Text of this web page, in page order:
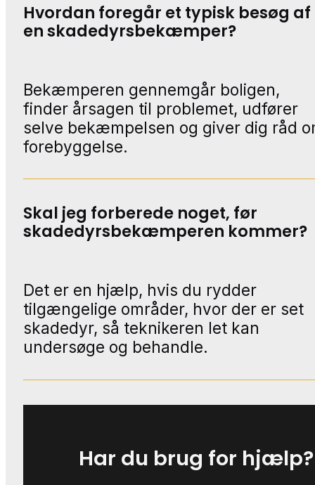
Hvordan foregår et typisk besøg af
en skadedyrsbekæmper?
Bekæmperen gennemgår boligen,
finder årsagen til problemet, udfører
selve bekæmpelsen og giver dig råd
forebyggelse.
Skal jeg forberede noget, før
skadedyrsbekæmperen kommer?
Det er en hjælp, hvis du rydder
tilgængelige områder, hvor der er set
skadedyr, så teknikeren let kan
undersøge og behandle.
Har du brug for hjælp?